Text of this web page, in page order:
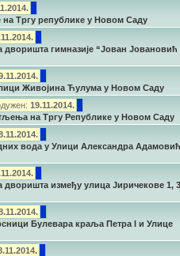
на Тргу републике у Новом Саду
дворишта гимназије “Јован Јовановић
Живојина Ћулума у Новом Саду
19.11.2014.
на Тргу Републике у Новом Саду
вода у Улици Александра
дворишта између улица Јиричекове 1,
Булевара краља Петра I и Улице